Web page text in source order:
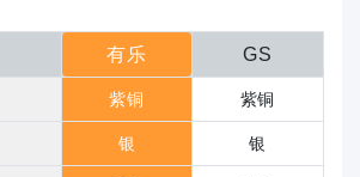
有乐 GS
紫铜 紫铜
银 银